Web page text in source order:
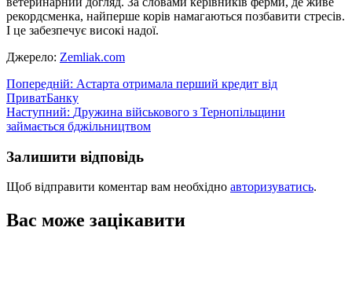
рекордсмен­ка, найперше корів намага­ються позбавити стресів.
І це забезпечує високі надої.
Джерело: Zemliak.com
Навігація
записів
Попередній: Астарта отримала перший кредит від
ПриватБанку
Наступний: Дружина військового з Тернопільщини
займається бджільництвом
Залишити відповідь
Щоб відправити коментар вам необхідно авторизуватись.
Вас може зацікавити